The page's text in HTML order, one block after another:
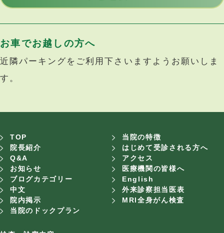
お車でお越しの方へ
近隣パーキングをご利用下さいますようお願いしま
す。
TOP
当院の特徴
院長紹介
はじめて受診される方へ
Q&A
アクセス
お知らせ
医療機関の皆様へ
ブログカテゴリー
English
中文
外来診察担当医表
院内掲示
MRI全身がん検査
当院のドックプラン